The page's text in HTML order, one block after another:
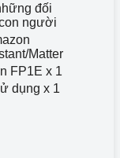
đối
người
Matter
FP1E x 1
dụng x 1